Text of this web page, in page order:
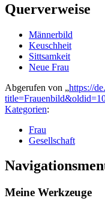
Querverweise
Männerbild
Keuschheit
Sittsamkeit
Neue Frau
Abgerufen von „https://
Kategorien:
Frau
Gesellschaft
Meine Werkzeuge